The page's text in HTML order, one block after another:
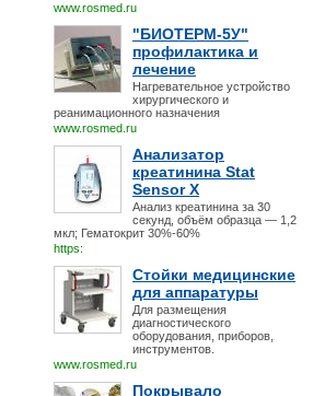
www.rosmed.ru
"БИОТЕРМ-5У"
профилактика и
лечение
Нагревательное устройство
хирургического и
реанимационного назначения
www.rosmed.ru
Анализатор
креатинина Stat
Sensor X
Анализ креатинина за 30
секунд, объём образца — 1,2
мкл; Гематокрит 30%-60%
https:
Стойки медицинские
для аппаратуры
Для размещения
диагностического
оборудования, приборов,
инструментов.
www.rosmed.ru
Покрывало